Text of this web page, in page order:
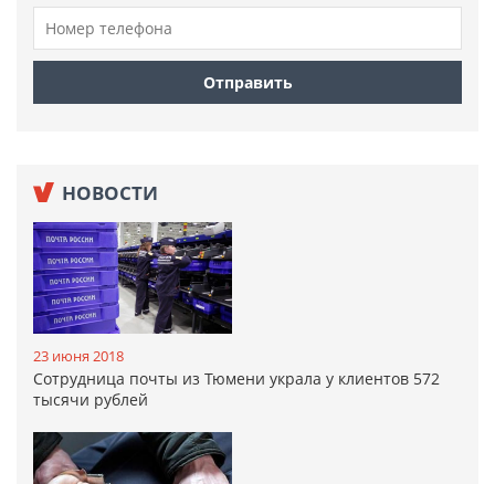
НОВОСТИ
23 июня 2018
Сотрудница почты из Тюмени украла у клиентов 572
тысячи рублей